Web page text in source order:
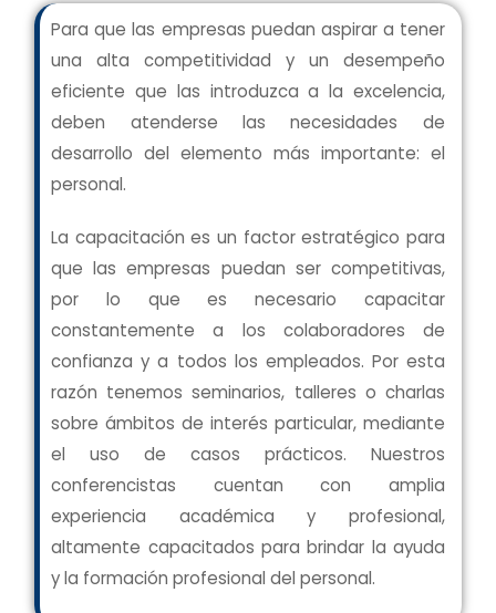
Para que las empresas puedan aspirar a tener
una alta competitividad y un desempeño
eficiente que las introduzca a la excelencia,
deben atenderse las necesidades de
desarrollo del elemento más importante: el
personal.
La capacitación es un factor estratégico para
que las empresas puedan ser competitivas,
por lo que es necesario capacitar
constantemente a los colaboradores de
confianza y a todos los empleados. Por esta
razón tenemos seminarios, talleres o charlas
sobre ámbitos de interés particular, mediante
el uso de casos prácticos. Nuestros
conferencistas cuentan con amplia
experiencia académica y profesional,
altamente capacitados para brindar la ayuda
y la formación profesional del personal.